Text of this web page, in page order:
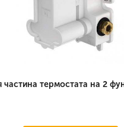
частина термостата на 2